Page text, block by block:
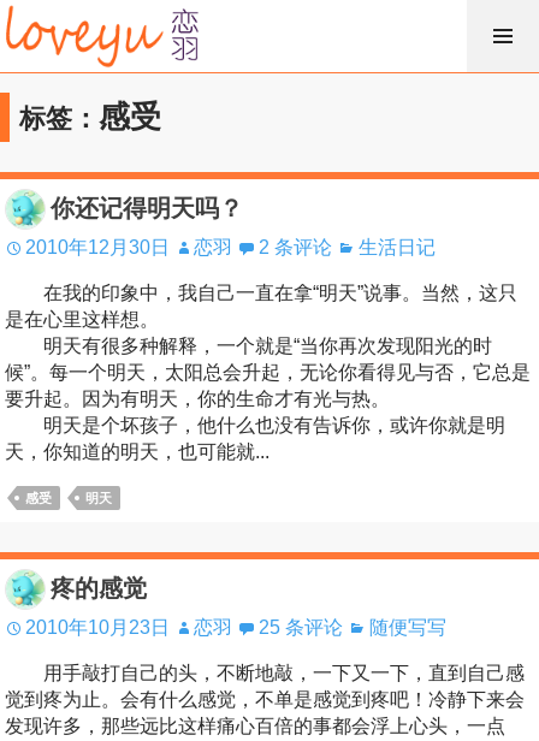
跳
过
内
容标签： 感受
你还记得明天吗？
2010年12月30日 恋羽 2 条评论 生活日记
在我的印象中，我自己一直在拿“明天”说事。当然，这只
是在心里这样想。
明天有很多种解释，一个就是“当你再次发现阳光的时
候”。每一个明天，太阳总会升起，无论你看得见与否，它总是
要升起。因为有明天，你的生命才有光与热。
明天是个坏孩子，他什么也没有告诉你，或许你就是明
天，你知道的明天，也可能就...
感受 明天
疼的感觉
2010年10月23日 恋羽 25 条评论 随便写写
用手敲打自己的头，不断地敲，一下又一下，直到自己感
觉到疼为止。会有什么感觉，不单是感觉到疼吧！冷静下来会
发现许多，那些远比这样痛心百倍的事都会浮上心头，一点